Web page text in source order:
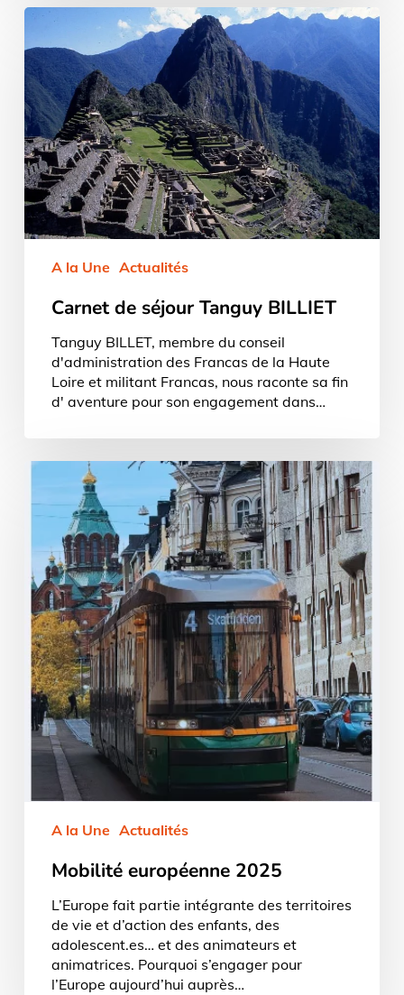
Carnet
séjour
Tanguy
BILLIET
A la Une Actualités
Carnet de séjour Tanguy BILLIET
Tanguy BILLET, membre du conseil
d'administration des Francas de la Haute
Loire et militant Francas, nous raconte sa fin
d' aventure pour son engagement dans…
Mobilité
européenne
A la Une Actualités
Mobilité européenne 2025
L’Europe fait partie intégrante des territoires
de vie et d’action des enfants, des
adolescent.es… et des animateurs et
animatrices. Pourquoi s’engager pour
l’Europe aujourd’hui auprès…